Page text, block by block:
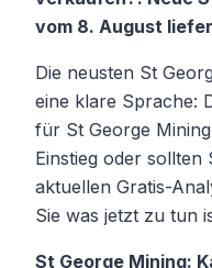
vom 8. August
Die neusten St
eine klare Sprache:
für St George
Einstieg oder
aktuellen Gratis-
Sie was jetzt zu tun
St George Mining: